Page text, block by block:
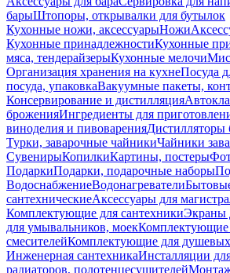
барыШтопоры, открывалки для бутылок
Кухонные ножи, аксессуарыНожи
Кухонные принадлежностиКухонные
мяса, тендерайзерыКухонные мелочи
Организация хранения на кухнеПосуда
посуда, упаковкаВакуумные пакеты,
Консервирование и дистилляция
броженияИнгредиенты для
виноделия и пивоваренияДистилляторы
Турки, заварочные чайникиЧайники
СувенирыКопилкиКартины, постеры
ПодаркиПодарки, подарочные наборы
ВодоснабжениеВодонагреватели
сантехническиеАксессуары для
Комплектующие для сантехникиЭкраны
для умывальников, моекКомплектующие
смесителейКомплектующие для душевых
Инженерная сантехникаИнсталляции
радиаторов, полотенцесушителей